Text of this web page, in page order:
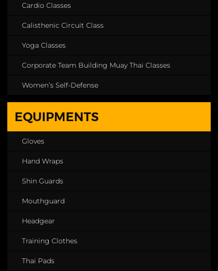
Cardio Classes
Calisthenic Circuit Class
Yoga Classes
Corporate Team Building Muay Thai Classes
Women’s Self-Defense
EQUIPMENTS
Gloves
Hand Wraps
Shin Guards
Mouthguard
Headgear
Training Clothes
Thai Pads